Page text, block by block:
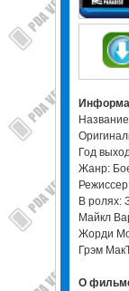
Год
Жанр:
В ролях:
Майкл
Жорди
Грэм
О